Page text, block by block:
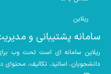
ریلاین
سامانه پشتیبانی و
ریلاین سامانه ای است تحت وب
دانشجویان، اساتید، تکالیف،